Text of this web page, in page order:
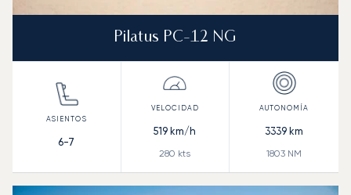
Pilatus PC-12 NG
6-7
519 km/h
280 kts
3339 km
1803 NM